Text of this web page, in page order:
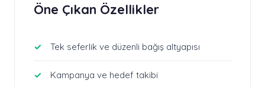
Öne Çıkan Özellikler
Tek seferlik ve düzenli bağış altyapısı
Kampanya ve hedef takibi